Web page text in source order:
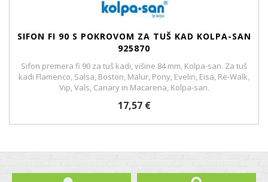
SIFON FI 90 S POKROVOM ZA TUŠ KAD KOLPA-SAN
925870
Sifon premera fi 90 za tuš kadi, višine 84 mm, Kolpa-san. Za tuš
kadi Flamenco, Salsa, Boston, Malur, Pony, Evelin, Eisa, Re-Walk,
Vip, Vals, Canary in Macarena, Kolpa-san.
17,57 €